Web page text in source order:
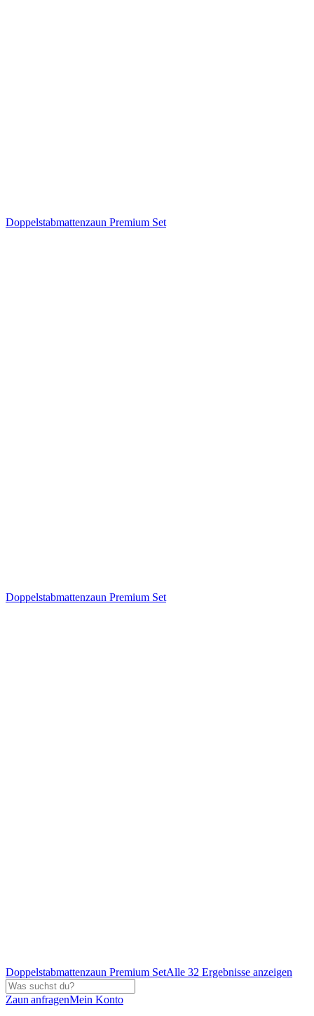
Doppelstabmattenzaun Premium Set
Doppelstabmattenzaun Premium Set
Doppelstabmattenzaun Premium SetAlle 32 Ergebnisse anzeigen
Zaun anfragenMein Konto